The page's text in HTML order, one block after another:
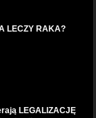
LECZY RAKA?
LEGALIZACJĘ